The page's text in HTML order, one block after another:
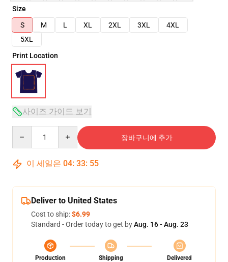
Size
S
M L XL 2XL 3XL
4XL
5XL
Print Location
사이즈 가이드 보기
장바구니에 추가
이 세일은 04: 33: 54
Deliver to United States
Cost to ship:$6.99
Standard - Order today to get byAug. 16 - Aug. 23
Production
Shipping
Delivered